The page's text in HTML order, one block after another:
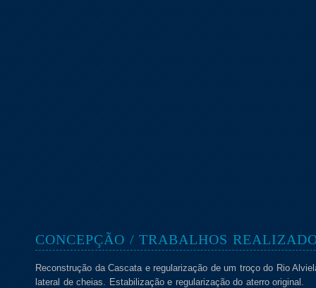
CONCEPÇÃO / TRABALHOS
Reconstrução da Cascata e regularização de um troço do Rio
lateral de cheias. Estabilização e regularização do aterro original.